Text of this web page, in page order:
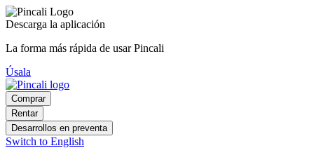
Descarga la aplicación
La forma más rápida de usar Pincali
Úsala
Comprar
Rentar
Desarrollos en preventa
Switch to English